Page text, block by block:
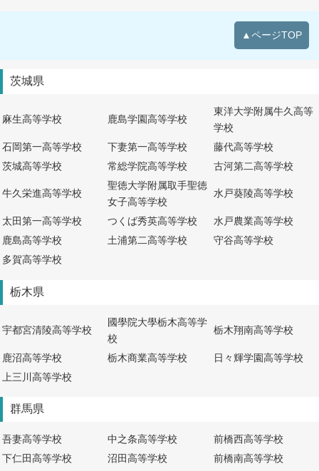
▲ページTOP
茨城県
麻生高等学校 鹿島学園高等学校
東洋大学附属牛久高等
学校
石岡第一高等学校
下妻第一高等学校
藤代高等学校
茨城高等学校
常総学院高等学校 古河第二高等学校
牛久栄進高等学校
聖徳大学附属取手聖徳
女子高等学校
水戸葵陵高等学校
太田第一高等学校 つくば秀英高等学校
水戸農業高等学校
鹿島高等学校
土浦第二高等学校
守谷高等学校
多賀高等学校
栃木県
宇都宮清陵高等学校
國學院大學栃木高等学
校
栃木翔南高等学校
鹿沼高等学校 栃木商業高等学校
日々輝学園高等学校
上三川高等学校
群馬県
吾妻高等学校 中之条高等学校
前橋西高等学校
下仁田高等学校
沼田高等学校
前橋南高等学校